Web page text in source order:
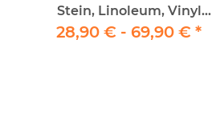
Stein, Linoleum, Vinyl
Parkett
28,90 € -69,90 €*